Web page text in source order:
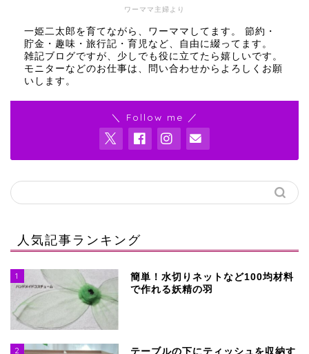
ワーママ主婦より
一姫二太郎を育てながら、ワーママしてます。 節約・
貯金・趣味・旅行記・育児など、自由に綴ってます。
雑記ブログですが、少しでも役に立てたら嬉しいです。
モニターなどのお仕事は、問い合わせからよろしくお願
いします。
＼ Follow me ／
人気記事ランキング
1
簡単！水切りネットなど100均材料
で作れる妖精の羽
2
テーブルの下にティッシュを収納す